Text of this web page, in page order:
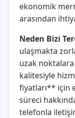
ekonomik
arasından
Neden Bizi
ulaşmakta
uzak noktalara
kalitesiyle
fiyatları** için
süreci
telefonla